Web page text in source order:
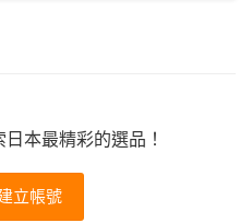
本最精彩的選品！
立帳號